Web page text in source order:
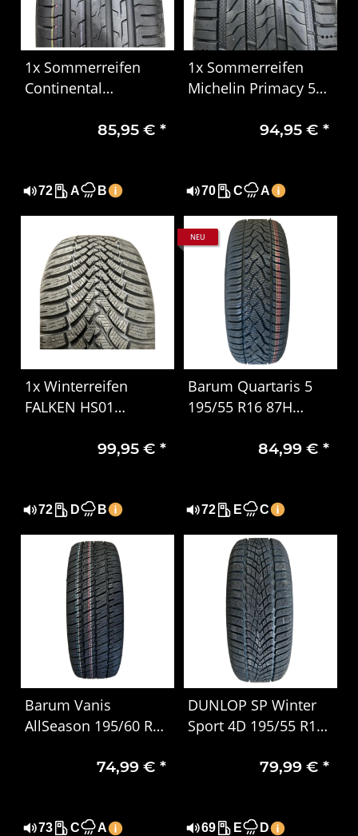
1x Sommerreifen
Continental
R16 91V XL EVc DOT
85,95 € *
72 A B
1x Sommerreifen
Michelin Primacy 5
94,95 €*
70 C A
1x Winterreifen
FALKEN HS01
R17 98V XL DOT 3221
99,95 € *
72 D B
NEU
Barum Quartaris 5
195/55 R16 87H
M+S & 3PMSF, DOT
84,99 €*
72 E C
Barum Vanis
AllSeason 195/60 R16
Ganzjahresreifen für
74,99 € *
73 C A
DUNLOP SP Winter
Sport 4D 195/55 R16
79,99 €*
69 E D